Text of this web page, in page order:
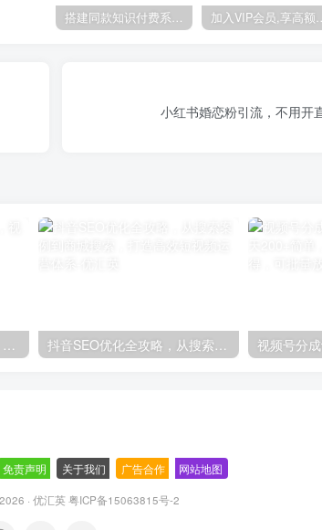
搭建同款知识付费系统网站，自己做站长挣钱，日入1000+很轻松 加入VIP会
小红书婚恋粉引流，不用开
免责声明 关于我们 广告合作 网站地图
· 优汇英粤ICP备15063815号-2